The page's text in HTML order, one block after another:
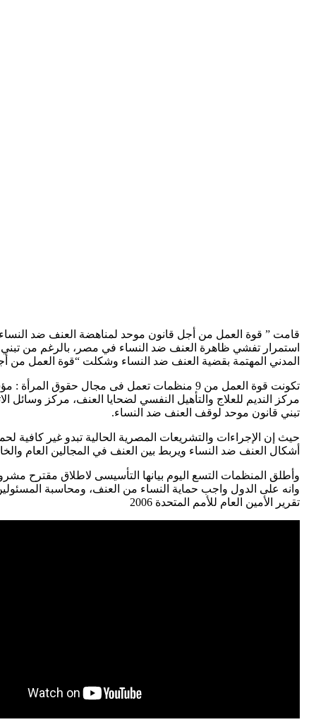
استمرار تفشي ظاهرة العنف ضد النساء في مصر، بالرغم من
المدني المهتمة بقضية العنف ضد النساء وشكلت “قوة العمل من
تكونت قوة العمل من 9 منظمات تعمل فى مجال
مركز النديم للعلاج والتأهيل النفسي لضحايا العنف، مركز
تبني قانون موحد لوقف العنف ضد النساء.
حيث إن الإجراءات والتشريعات المصرية الحالية تبدو غير
أشكال العنف ضد النساء ويربط بين العنف في المجالين العام
وأطلق المنظمات التسع اليوم بيانها التأسيسى لاطلاق مقترح
وانه على الدول واجب حماية النساء من العنف، ومحاسبة
تقرير الأمين العام للأمم المتحدة 2006